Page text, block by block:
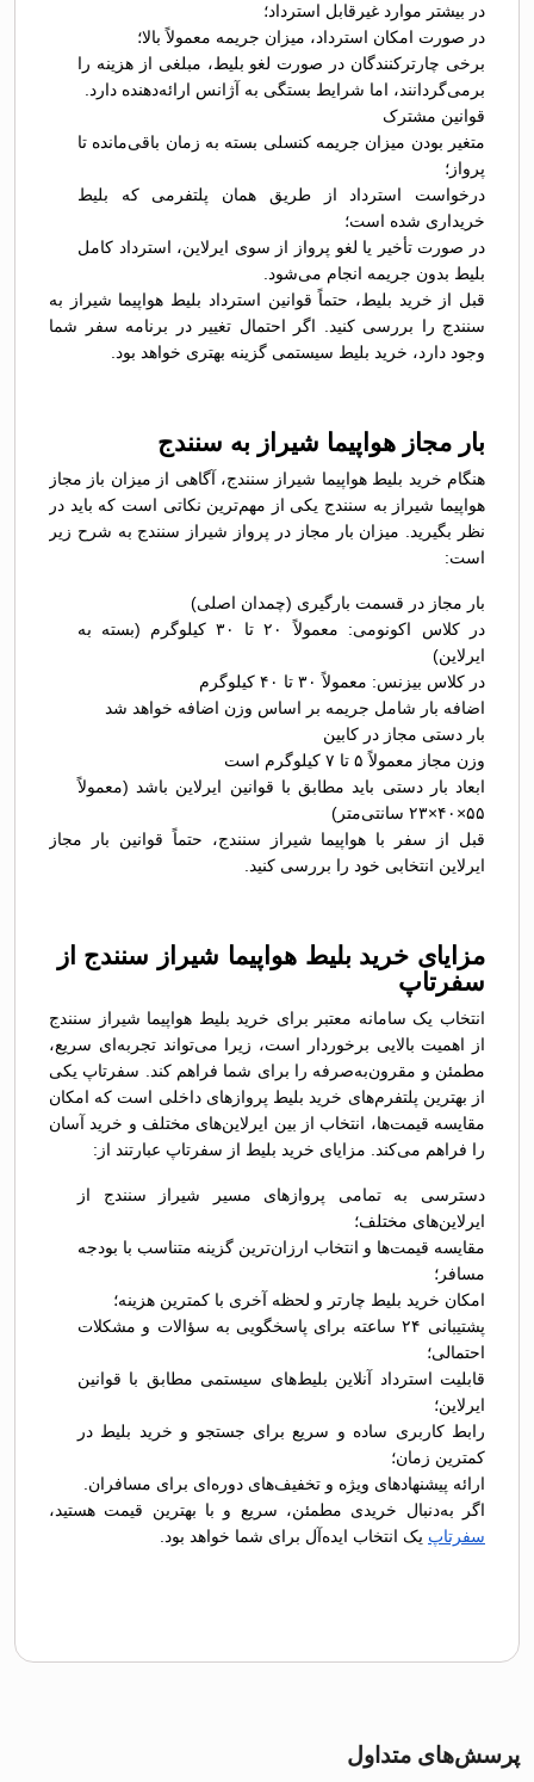
در بیشتر موارد غیرقابل استرداد؛
در صورت امکان استرداد، میزان جریمه معمولاً بالا؛
برخی چارترکنندگان در صورت لغو بلیط، مبلغی از هزینه را
برمی‌گردانند، اما شرایط بستگی به آژانس ارائه‌دهنده دارد.
قوانین مشترک
متغیر بودن میزان جریمه کنسلی بسته به زمان باقی‌مانده تا
پرواز؛
درخواست استرداد از طریق همان پلتفرمی که بلیط
خریداری شده است؛
در صورت تأخیر یا لغو پرواز از سوی ایرلاین، استرداد کامل
بلیط بدون جریمه انجام می‌شود.
قبل از خرید بلیط، حتماً قوانین استرداد بلیط هواپیما شیراز به
سنندج را بررسی کنید. اگر احتمال تغییر در برنامه سفر شما
وجود دارد، خرید بلیط سیستمی گزینه بهتری خواهد بود.
بار مجاز هواپیما شیراز به سنندج
هنگام خرید بلیط هواپیما شیراز سنندج، آگاهی از میزان باز مجاز
هواپیما شیراز به سنندج یکی از مهم‌ترین نکاتی است که باید در
نظر بگیرید. میزان بار مجاز در پرواز شیراز سنندج به شرح زیر
است:
بار مجاز در قسمت بارگیری (چمدان اصلی)
در کلاس اکونومی: معمولاً ۲۰ تا ۳۰ کیلوگرم (بسته به
ایرلاین)
در کلاس بیزنس: معمولاً ۳۰ تا ۴۰ کیلوگرم
اضافه بار شامل جریمه بر اساس وزن اضافه خواهد شد
بار دستی مجاز در کابین
وزن مجاز معمولاً ۵ تا ۷ کیلوگرم است
ابعاد بار دستی باید مطابق با قوانین ایرلاین باشد (معمولاً
۵۵×۴۰×۲۳ سانتی‌متر)
قبل از سفر با هواپیما شیراز سنندج، حتماً قوانین بار مجاز
ایرلاین انتخابی خود را بررسی کنید.
مزایای خرید بلیط هواپیما شیراز سنندج از
سفرتاپ
انتخاب یک سامانه معتبر برای خرید بلیط هواپیما شیراز سنندج
از اهمیت بالایی برخوردار است، زیرا می‌تواند تجربه‌ای سریع،
مطمئن و مقرون‌به‌صرفه را برای شما فراهم کند. سفرتاپ یکی
از بهترین پلتفرم‌های خرید بلیط پروازهای داخلی است که امکان
مقایسه قیمت‌ها، انتخاب از بین ایرلاین‌های مختلف و خرید آسان
را فراهم می‌کند. مزایای خرید بلیط از سفرتاپ عبارتند از:
دسترسی به تمامی پروازهای مسیر شیراز سنندج از
ایرلاین‌های مختلف؛
مقایسه قیمت‌ها و انتخاب ارزان‌ترین گزینه متناسب با بودجه
مسافر؛
امکان خرید بلیط چارتر و لحظه آخری با کمترین هزینه؛
پشتیبانی ۲۴ ساعته برای پاسخگویی به سؤالات و مشکلات
احتمالی؛
قابلیت استرداد آنلاین بلیط‌های سیستمی مطابق با قوانین
ایرلاین؛
رابط کاربری ساده و سریع برای جستجو و خرید بلیط در
کمترین زمان؛
ارائه پیشنهادهای ویژه و تخفیف‌های دوره‌ای برای مسافران.
اگر به‌دنبال خریدی مطمئن، سریع و با بهترین قیمت هستید،
سفرتاپ یک انتخاب ایده‌آل برای شما خواهد بود.
پرسش‌های متداول